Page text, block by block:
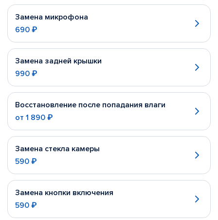
Замена микрофона
690 ₽
Замена задней крышки
990 ₽
Восстановление после попадания влаги
от 1 890 ₽
Замена стекла камеры
590 ₽
Замена кнопки включения
590 ₽